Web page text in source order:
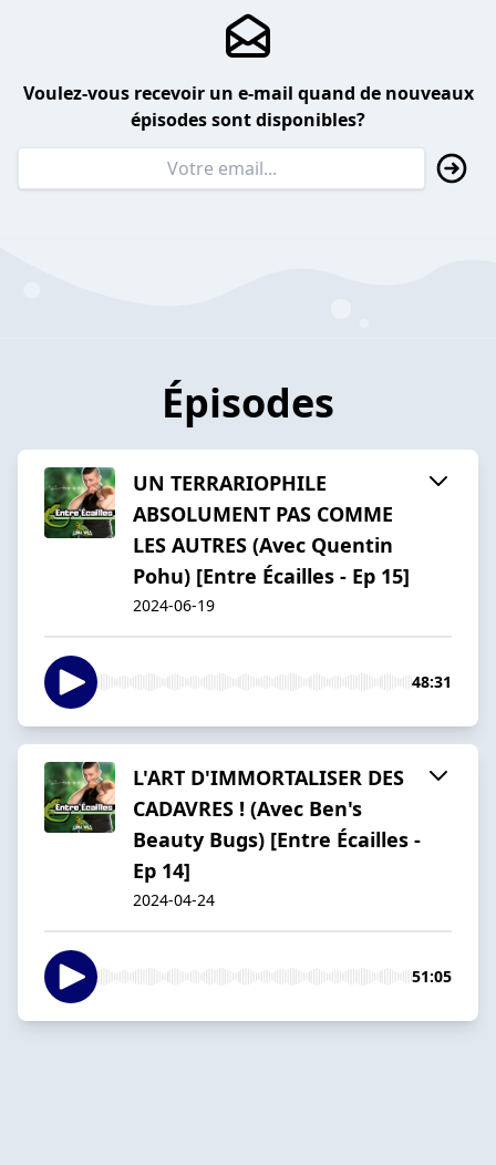
Voulez-vous recevoir un e-mail quand de nouveaux
épisodes sont disponibles?
Épisodes
UN TERRARIOPHILE
ABSOLUMENT PAS COMME
LES AUTRES (Avec Quentin
Pohu) [Entre Écailles - Ep 15]
2024-06-19
48:31
L'ART D'IMMORTALISER DES
CADAVRES ! (Avec Ben's
Beauty Bugs) [Entre Écailles -
Ep 14]
2024-04-24
51:05